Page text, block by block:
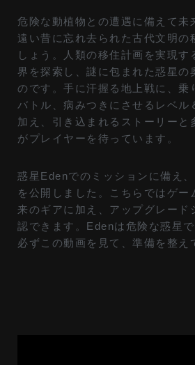
危険な動植物との遭遇に備えて未
遠い昔に忘れ去られた古代文明の
しょう。人類の移住計画を実現す
界を探索し、謎に包まれた惑星の
のです。手に汗握る地上戦に、乗
バトル、病みつきにさせるレベル
加え、引き込まれるストーリーと
がプレイヤーを待っています。
惑星Edenでのミッションに備え
を公開しました。こちらではゲー
来のギアに加え、アップグレード
認できます。Edenは危険な惑星
必ずこの動画を見て、準備を整え